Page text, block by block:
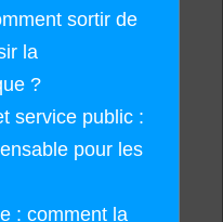
sortir de
la
?
service public :
pour les
: comment la